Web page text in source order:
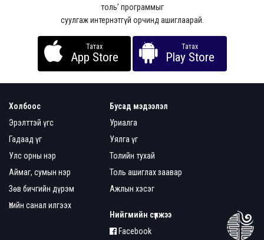
толь’ программыг
суулгаж интернэтгүй орчинд ашиглаарай.
Татах
App Store
Татах
Play Store
Холбоос
Эрэлттэй үгс
Гадаад үг
Улс орны нэр
Аймаг, сумын нэр
Зөв бичгийн дүрэм
Үгийн санал илгээх
Бусад мэдээлэл
Уриалга
Уялга үг
Толийн тухай
Толь ашиглах заавар
Ажлын хэсэг
Нийгмийн сүлжээ
Facebook